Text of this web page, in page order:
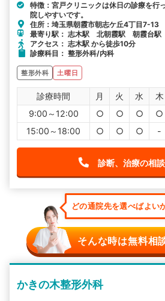
特徴：宮戸クリニックは休日の診療を行
院しやすいです。
住所：埼玉県朝霞市朝志ケ丘4丁目7-13
最寄り駅： 志木駅 北朝霞駅 朝霞台駅
アクセス： 志木駅 から徒歩10分
診療科目： 整形外科/内科
整形外科 土曜日
診療時間 月 火 水 木
9:00～12:00
○ ○ ○ ○
15:00～18:00
○ ○ ○ -
診断、治療の相
どの通院先を選べばよい
そんな時は無料相
かきの木整形外科